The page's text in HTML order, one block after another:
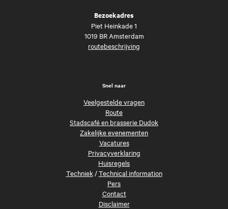
Bezoekadres
Piet Heinkade 1
1019 BR Amsterdam
routebeschrijving
Snel naar
Veelgestelde vragen
Route
Stadscafé en brasserie Dudok
Zakelijke evenementen
Vacatures
Privacyverklaring
Huisregels
Techniek/Technical information
Pers
Contact
Disclaimer